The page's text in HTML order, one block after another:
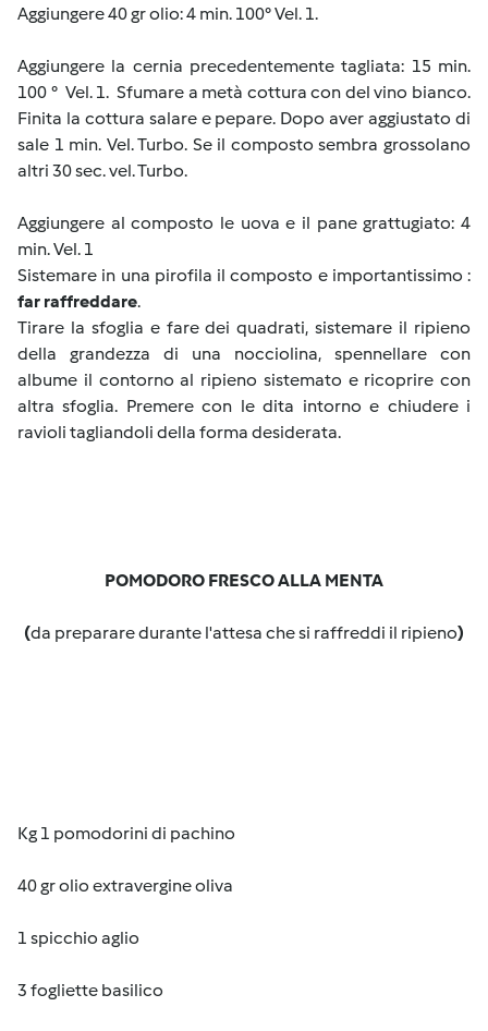
Aggiungere 40 gr olio: 4 min. 100° Vel. 1.
Aggiungere la cernia precedentemente tagliata: 15 min.
100 ° Vel. 1. Sfumare a metà cottura con del vino bianco.
Finita la cottura salare e pepare. Dopo aver aggiustato di
sale 1 min. Vel. Turbo. Se il composto sembra grossolano
altri 30 sec. vel. Turbo.
Aggiungere al composto le uova e il pane grattugiato: 4
min. Vel. 1
Sistemare in una pirofila il composto e importantissimo :
far raffreddare.
Tirare la sfoglia e fare dei quadrati, sistemare il ripieno
della grandezza di una nocciolina, spennellare con
albume il contorno al ripieno sistemato e ricoprire con
altra sfoglia. Premere con le dita intorno e chiudere i
ravioli tagliandoli della forma desiderata.
POMODORO FRESCO ALLA MENTA
(da preparare durante l'attesa che si raffreddi il ripieno)
Kg 1 pomodorini di pachino
40 gr olio extravergine oliva
1 spicchio aglio
3 fogliette basilico